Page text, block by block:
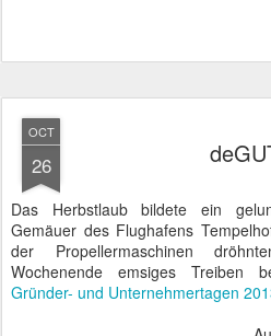
OCT
26
Das Herbstlaub bildete ein
Gemäuer des Flughafens
der Propellermaschinen
Wochenende emsiges Treiben
Gründer- und Unternehmertagen